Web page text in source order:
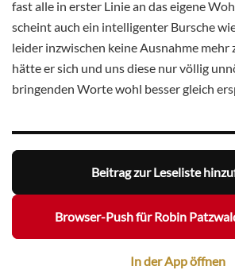
fast alle in erster Linie an das eigene
scheint auch ein intelligenter Bursche
leider inzwischen keine Ausnahme mehr
hätte er sich und uns diese nur völlig
bringenden Worte wohl besser gleich
Beitrag zur Leseliste
Browser-Push für Robin
In der App öffnen